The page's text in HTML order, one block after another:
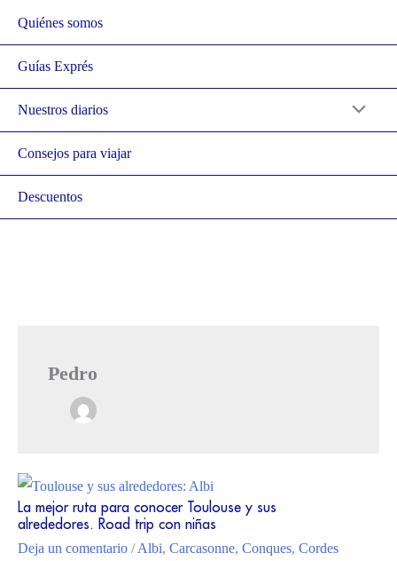
Quiénes somos
Guías Exprés
Nuestros diarios
Consejos para viajar
Descuentos
Pedro
La mejor ruta para conocer Toulouse y sus
alrededores. Road trip con niñas
Deja un comentario /Albi, Carcasonne, Conques, Cordes